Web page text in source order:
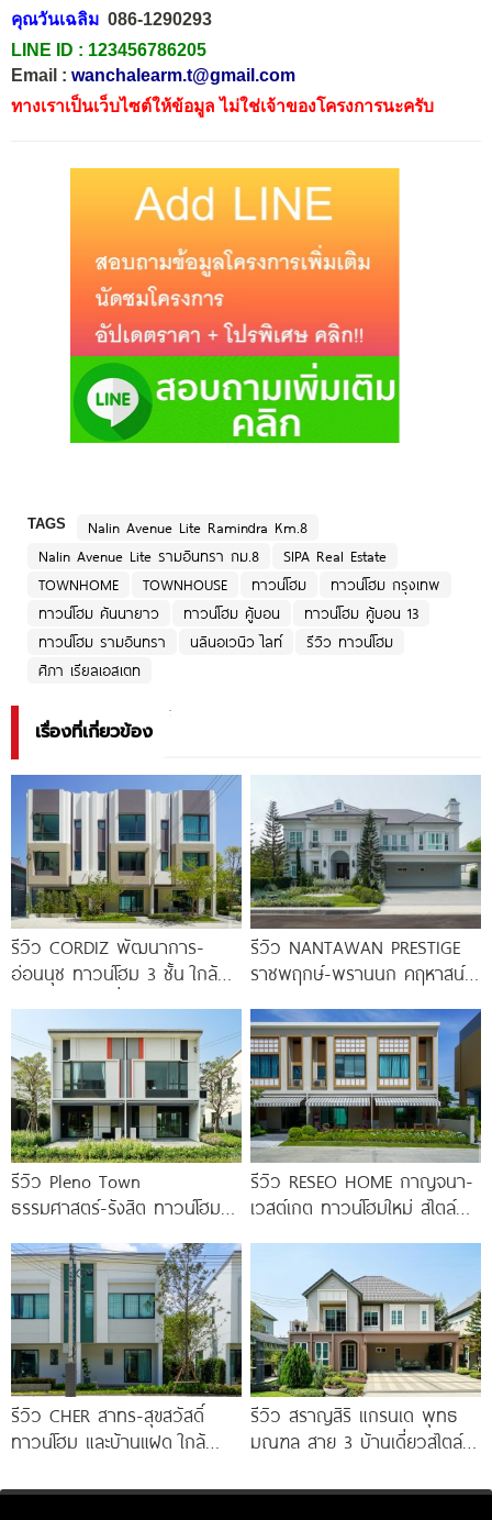
คุณวันเฉลิม 086-1290293
LINE ID : 123456786205
Email : wanchalearm.t@gmail.com
ทางเราเป็นเว็บไซต์ให้ข้อมูล ไม่ใช่เจ้าของโครงการนะครับ
TAGS
Nalin Avenue Lite Ramindra Km.8
Nalin Avenue Lite รามอินทรา กม.8
SIPA Real Estate
TOWNHOME
TOWNHOUSE ทาวน์โฮม
ทาวน์โฮม กรุงเทพ
ทาวน์โฮม คันนายาว
ทาวน์โฮม คู้บอน
ทาวน์โฮม คู้บอน 13
ทาวน์โฮม รามอินทรา
นลินอเวนิว ไลท์
รีวิว ทาวน์โฮม
ศิภา เรียลเอสเตท
เรื่องที่เกี่ยวข้อง
รีวิว CORDIZ พัฒนาการ-
อ่อนนุช ทาวน์โฮม 3 ชั้น ใกล้
ทองหล่อ
รีวิว NANTAWAN PRESTIGE
ราชพฤกษ์-พรานนก คฤหาสน์
เริ่ม
รีวิว Pleno Town
ธรรมศาสตร์-รังสิต ทาวน์โฮม
ม.ธรรมศาสตร์
รีวิว RESEO HOME กาญจนา-
เวสต์เกต ทาวน์โฮมใหม่ สไตล์
รีวิว CHER สาทร-สุขสวัสดิ์
ทาวน์โฮม และบ้านแฝด ใกล้
ใต้ สถานีแยกประชาอุทิศ เริ่ม
รีวิว สราญสิริ แกรนเด พุทธ
มณฑล สาย 3 บ้านเดี่ยวสไตล์